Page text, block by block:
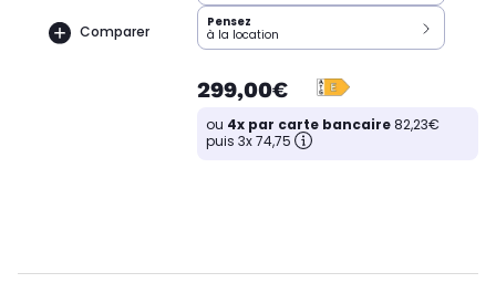
Comparer
Pensez
à la location
299,00€
ou 4x par carte bancaire82,23€
puis 3x 74,75